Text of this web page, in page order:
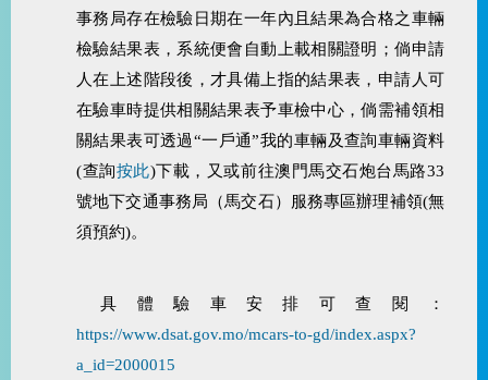
事務局存在檢驗日期在一年內且結果為合格之車輛
檢驗結果表，系統便會自動上載相關證明；倘申請
人在上述階段後，才具備上指的結果表，申請人可
在驗車時提供相關結果表予車檢中心，倘需補領相
關結果表可透過“一戶通”我的車輛及查詢車輛資料
(查詢按此)下載，又或前往澳門馬交石炮台馬路33
號地下交通事務局（馬交石）服務專區辦理補領(無
須預約)。
具體驗車安排可查閱：
https://www.dsat.gov.mo/mcars-to-gd/index.aspx?
a_id=2000015